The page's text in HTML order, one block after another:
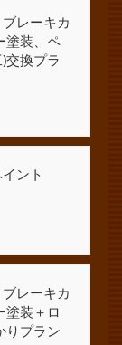
レーキカ
塗装、ペ
交換プラ
ント
レーキカ
塗装＋ロ
りプラン